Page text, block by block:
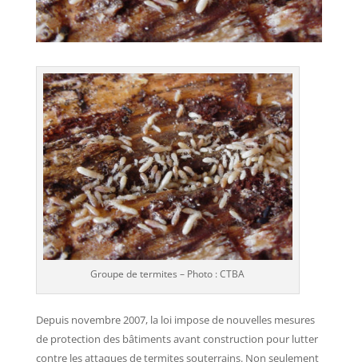
Groupe de termites – Photo : CTBA
Depuis novembre 2007, la loi impose de nouvelles mesures
de protection des bâtiments avant construction pour lutter
contre les attaques de termites souterrains. Non seulement